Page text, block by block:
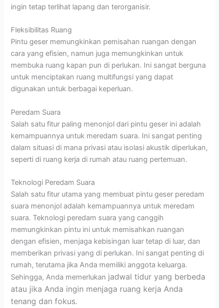
ingin tetap terlihat lapang dan terorganisir.
Fleksibilitas Ruang
Pintu geser memungkinkan pemisahan ruangan dengan
cara yang efisien, namun juga memungkinkan untuk
membuka ruang kapan pun di perlukan. Ini sangat berguna
untuk menciptakan ruang multifungsi yang dapat
digunakan untuk berbagai keperluan.
Peredam Suara
Salah satu fitur paling menonjol dari pintu geser ini adalah
kemampuannya untuk meredam suara. Ini sangat penting
dalam situasi di mana privasi atau isolasi akustik diperlukan,
seperti di ruang kerja di rumah atau ruang pertemuan.
Teknologi Peredam Suara
Salah satu fitur utama yang membuat pintu geser peredam
suara menonjol adalah kemampuannya untuk meredam
suara. Teknologi peredam suara yang canggih
memungkinkan pintu ini untuk memisahkan ruangan
dengan efisien, menjaga kebisingan luar tetap di luar, dan
memberikan privasi yang di perlukan. Ini sangat penting di
rumah, terutama jika Anda memiliki anggota keluarga.
Sehingga, Anda memerlukan jadwal tidur yang berbeda
atau jika Anda ingin menjaga ruang kerja Anda
tenang dan fokus.